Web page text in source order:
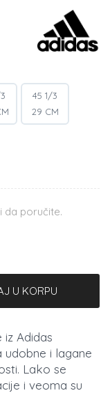
45 1/3
29 CM
da poručite.
U KORPU
Adidas
udobne i lagane
Lako se
i veoma su